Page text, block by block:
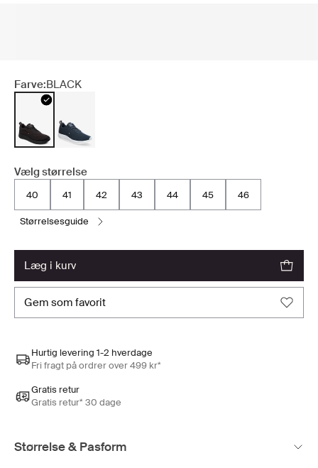
Farve:BLACK
Vælg størrelse
40 41 42 43 44 45 46
størrelsesguide
læg i kurv
gem som favorit
Hurtig levering 1-2 hverdage
Fri fragt på ordrer over 499 kr*
Gratis retur
Gratis retur* 30 dage
Størrelse & Pasform